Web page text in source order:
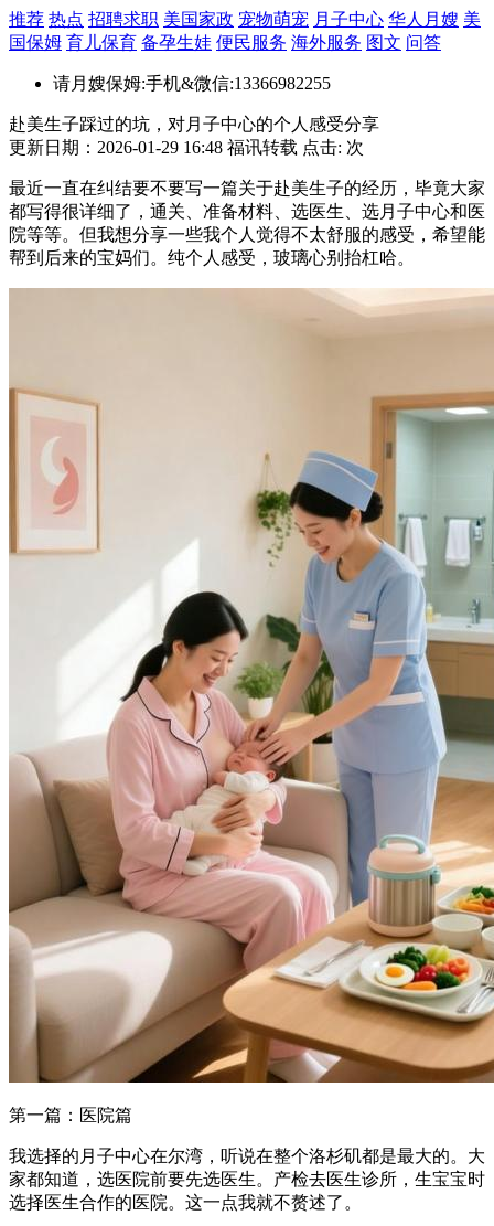
推荐 热点 招聘求职 美国家政 宠物萌宠 月子中心 华人月嫂 美
国保姆 育儿保育 备孕生娃 便民服务 海外服务 图文 问答
请月嫂保姆:手机&微信:13366982255
赴美生子踩过的坑，对月子中心的个人感受分享
更新日期：2026-01-29 16:48 福讯转载 点击: 次
最近一直在纠结要不要写一篇关于赴美生子的经历，毕竟大家
都写得很详细了，通关、准备材料、选医生、选月子中心和医
院等等。但我想分享一些我个人觉得不太舒服的感受，希望能
帮到后来的宝妈们。纯个人感受，玻璃心别抬杠哈。
第一篇：医院篇
我选择的月子中心在尔湾，听说在整个洛杉矶都是最大的。大
家都知道，选医院前要先选医生。产检去医生诊所，生宝宝时
选择医生合作的医院。这一点我就不赘述了。